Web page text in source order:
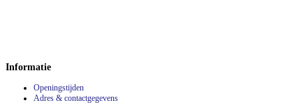
Informatie
Openingstijden
Adres & contactgegevens